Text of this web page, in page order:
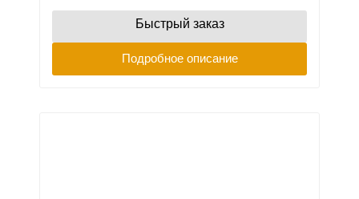
Быстрый заказ
Подробное описание